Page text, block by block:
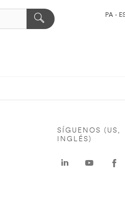
PA -
SÍGUENOS (US,
INGLÉS)